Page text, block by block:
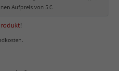
Aufpreis von 5 €.
!